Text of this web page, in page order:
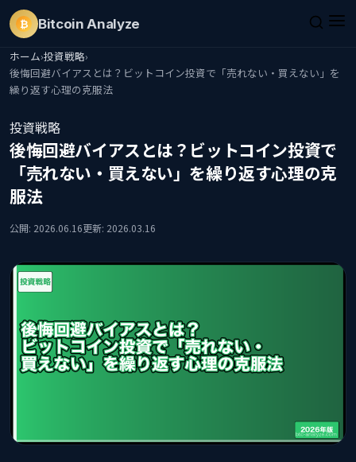
₿ Bitcoin Analyze
ホーム›投資戦略›
後悔回避バイアスとは？ビットコイン投資で「売れない・買えない」を
繰り返す心理の克服法
投資戦略
後悔回避バイアスとは？ビットコイン投資で
「売れない・買えない」を繰り返す心理の克
服法
公開: 2026.06.16更新: 2026.03.16